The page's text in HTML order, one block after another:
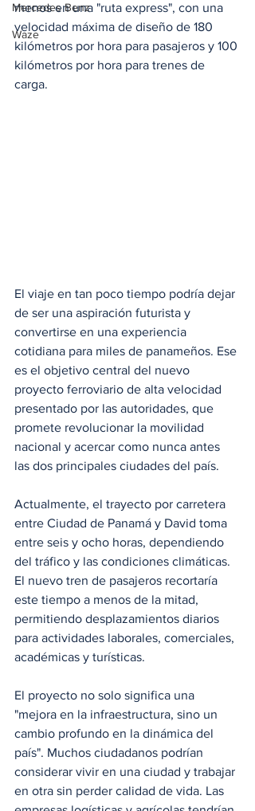
Mercedes Benz
Waze
menos en una "ruta express", con una
velocidad máxima de diseño de 180
kilómetros por hora para pasajeros y 100
kilómetros por hora para trenes de
carga.
El viaje en tan poco tiempo podría dejar
de ser una aspiración futurista y
convertirse en una experiencia
cotidiana para miles de panameños. Ese
es el objetivo central del nuevo
proyecto ferroviario de alta velocidad
presentado por las autoridades, que
promete revolucionar la movilidad
nacional y acercar como nunca antes
las dos principales ciudades del país.
Actualmente, el trayecto por carretera
entre Ciudad de Panamá y David toma
entre seis y ocho horas, dependiendo
del tráfico y las condiciones climáticas.
El nuevo tren de pasajeros recortaría
este tiempo a menos de la mitad,
permitiendo desplazamientos diarios
para actividades laborales, comerciales,
académicas y turísticas.
El proyecto no solo significa una
"mejora en la infraestructura, sino un
cambio profundo en la dinámica del
país". Muchos ciudadanos podrían
considerar vivir en una ciudad y trabajar
en otra sin perder calidad de vida. Las